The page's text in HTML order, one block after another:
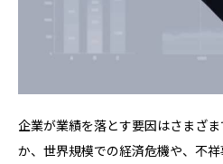
企業が業績を落とす要因はさまざ
か、世界規模での経済危機や、不